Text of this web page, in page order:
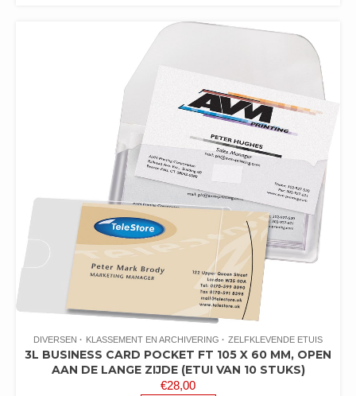
DIVERSEN KLASSEMENT EN ARCHIVERING ZELFKLEVENDE ETUIS
3L BUSINESS CARD POCKET FT 105 X 60 MM, OPEN
AAN DE LANGE ZIJDE (ETUI VAN 10 STUKS)
€28,00